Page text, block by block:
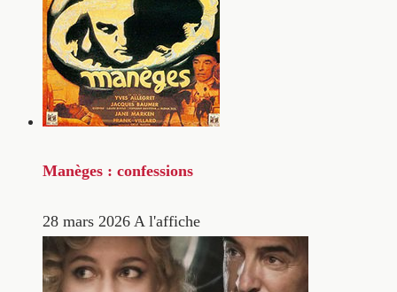
Manèges : confessions
28 mars 2026 A l'affiche